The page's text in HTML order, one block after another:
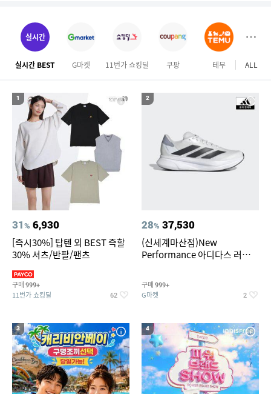
12 폴드6케이스
15 블루원 삼육두유 검은콩과볶은귀리 190ml x 96팩
17 맥심커피믹스 18 275/40/19 19 bmw 3gt ALL
실시간
실시간 BEST G마켓 11번가 쇼킹딜 쿠팡 테무
1
31% 6,930
[즉시30%] 탑텐 외 BEST 즉할
30% 셔츠/반팔/팬츠
구매 999+
11번가 쇼킹딜 62
2
28% 37,530
(신세계마산점)New
Performance 아디다스 러닝화
구매 999+
G마켓 2
3 4